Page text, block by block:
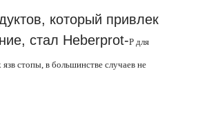
который привлек
стал Heberprot-P для
стопы, в большинстве случаев не